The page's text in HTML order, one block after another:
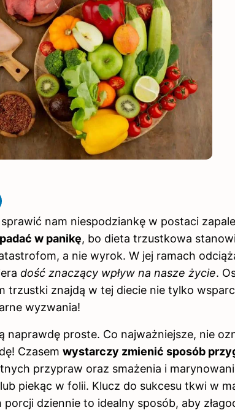
nam niespodziankę w postaci
w panikę, bo dieta trzustkowa
a nie wyrok. W jej ramach
dość znaczący wpływ na nasze życie.
trzustki znajdą w tej diecie nie tylko
wyzwania!
naprawdę proste. Co najważniejsze, nie
Czasem wystarczy zmienić sposób
przypraw oraz smażenia i
piekąc w folii. Klucz do sukcesu tkwi w
porcji dziennie to idealny sposób, aby